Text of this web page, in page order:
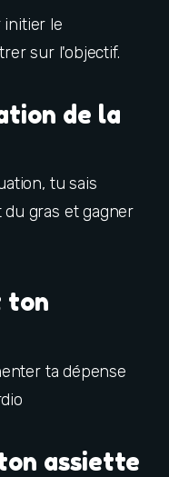
initier le
sur l'objectif.
de la
tu sais
gras et gagner
ton
ta dépense
assiette